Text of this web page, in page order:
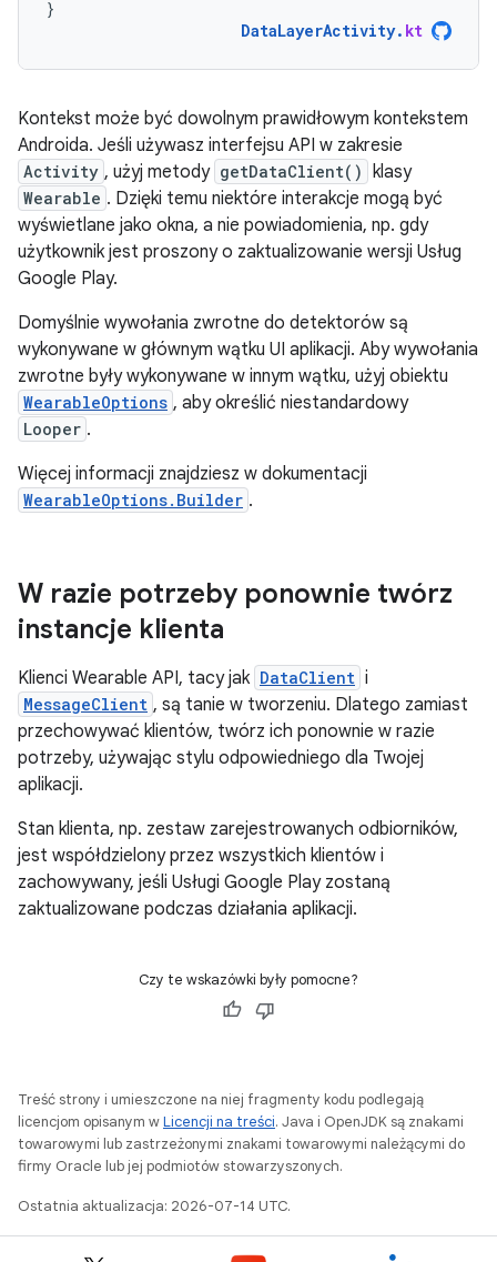
}
DataLayerActivity. kt
Kontekst może być dowolnym prawidłowym kontekstem
Androida. Jeśli używasz interfejsu API w zakresie
Activity , użyj metody getDataClient() klasy
Wearable . Dzięki temu niektóre interakcje mogą być
wyświetlane jako okna, a nie powiadomienia, np. gdy
użytkownik jest proszony o zaktualizowanie wersji Usług
Google Play.
Domyślnie wywołania zwrotne do detektorów są
wykonywane w głównym wątku UI aplikacji. Aby wywołania
zwrotne były wykonywane w innym wątku, użyj obiektu
WearableOptions , aby określić niestandardowy
Looper .
Więcej informacji znajdziesz w dokumentacji
WearableOptions.Builder .
W razie potrzeby ponownie twórz
instancje klienta
Klienci Wearable API, tacy jak DataClient i
MessageClient , są tanie w tworzeniu. Dlatego zamiast
przechowywać klientów, twórz ich ponownie w razie
potrzeby, używając stylu odpowiedniego dla Twojej
aplikacji.
Stan klienta, np. zestaw zarejestrowanych odbiorników,
jest współdzielony przez wszystkich klientów i
zachowywany, jeśli Usługi Google Play zostaną
zaktualizowane podczas działania aplikacji.
Czy te wskazówki były pomocne?
Treść strony i umieszczone na niej fragmenty kodu podlegają
licencjom opisanym wLicencji na treści. Java i OpenJDK są znakami
towarowymi lub zastrzeżonymi znakami towarowymi należącymi do
firmy Oracle lub jej podmiotów stowarzyszonych.
Ostatnia aktualizacja: 2026-07-14 UTC.